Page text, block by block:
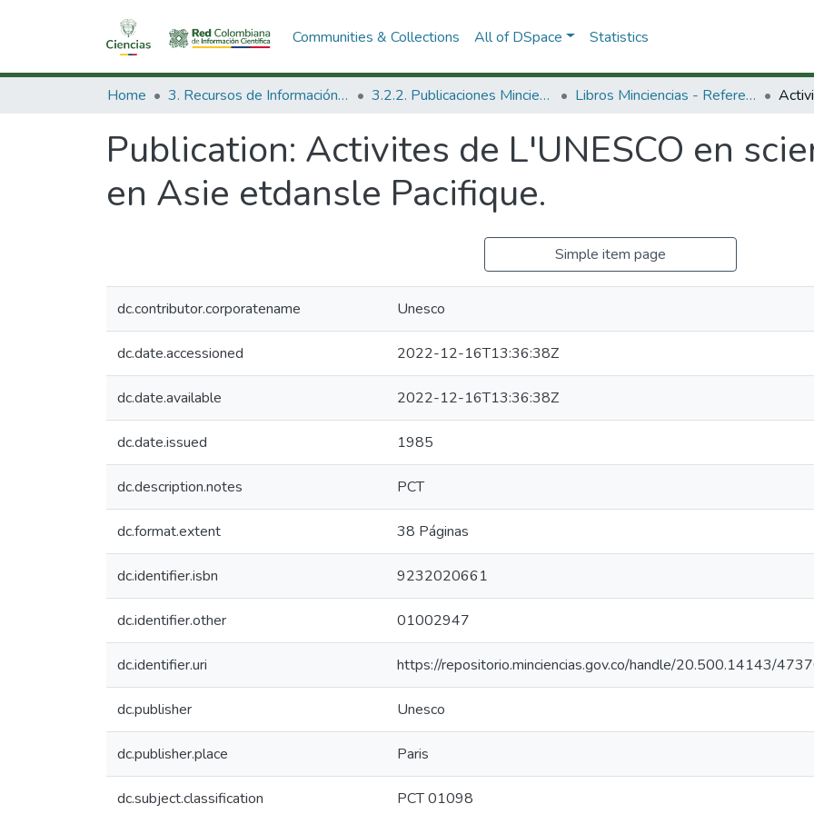
Communities & Collections All of DSpace Statistics
Home 3. Recursos de Información Científica y Tecnológica 3.2.2. Publicaciones Minciencias Libros Minciencias - Referenciales
Publication: Activites de L'UNESCO en
en Asie etdansle Pacifique.
Simple item page
dc.contributor.corporatename Unesco
dc.date.accessioned 2022-12-16T13:36:38Z
dc.date.available 2022-12-16T13:36:38Z
dc.date.issued 1985
dc.description.notes PCT
dc.format.extent 38 Páginas
dc.identifier.isbn 9232020661
dc.identifier.other 01002947
dc.identifier.uri https://repositorio.minciencias.gov.co/handle/20.500.14143/
dc.publisher Unesco
dc.publisher.place Paris
dc.subject.classification PCT 01098